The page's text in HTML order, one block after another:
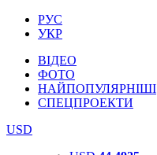
РУС
УКР
ВІДЕО
ФОТО
НАЙПОПУЛЯРНІШІ
СПЕЦПРОЕКТИ
USD